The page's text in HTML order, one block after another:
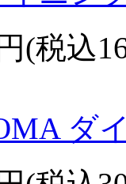
(税込
ダ